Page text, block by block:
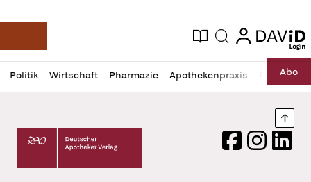
Deutsche Apotheker Zeitung
Aktuelle Ausgabe
Suche login
login
Politik Wirtschaft Pharmazie Apothekenpraxis RechtAbo
Profil
öffnen
Daz
Pur
Deutscher Apotheker Verlag Logo
FacebookInstagram